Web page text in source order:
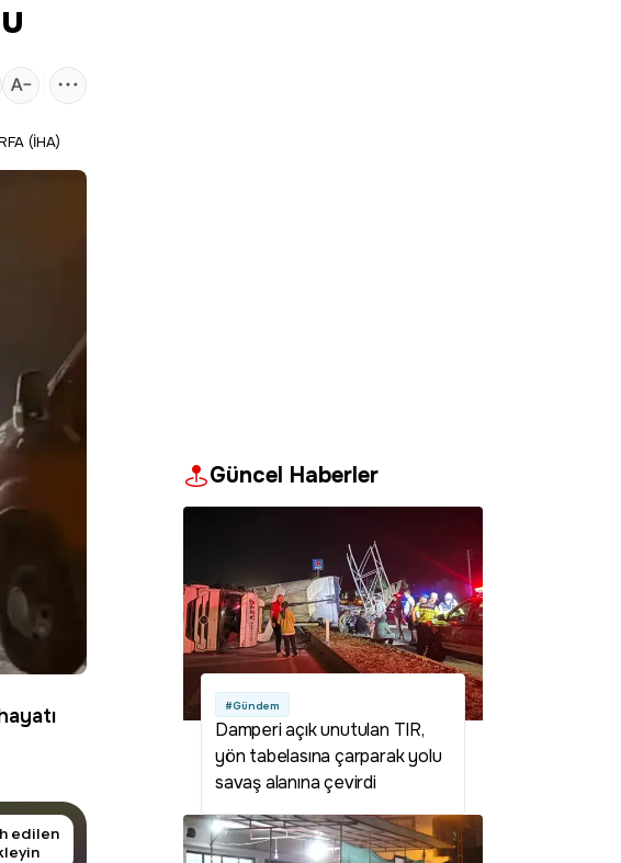
(İHA)
edilen
Güncel Haberler
#Gündem
Damperi açık unutulan TIR,
yön tabelasına çarparak yolu
savaş alanına çevirdi